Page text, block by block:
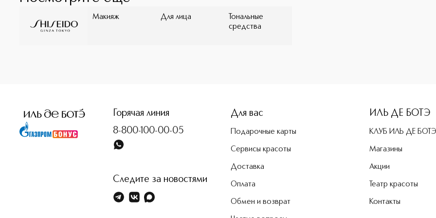
Макияж Для лица
Тональные
средства
Горячая линия
8-800-100-00-05
Следите за новостями
Для вас
Подарочные карты
Сервисы красоты
Доставка
Оплата
Обмен и возврат
ИЛЬ ДЕ БОТЭ
КЛУБ ИЛЬ ДЕ БОТЭ
Магазины
Акции
Театр красоты
Контакты